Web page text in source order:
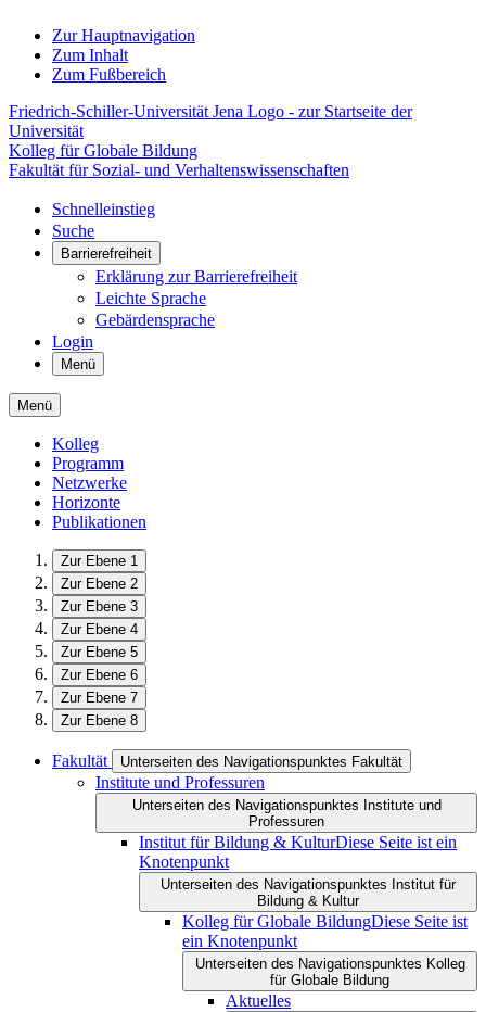
Zur Hauptnavigation
Zum Inhalt
Zum Fußbereich
Friedrich-Schiller-Universität Jena Logo - zur Startseite der
Universität
Kolleg für Globale Bildung
Fakultät für Sozial- und Verhaltenswissenschaften
Schnelleinstieg
Suche
Barrierefreiheit
Erklärung zur Barrierefreiheit
Leichte Sprache
Gebärdensprache
Login
Menü
Menü
Kolleg
Programm
Netzwerke
Horizonte
Publikationen
Zur Ebene 1
Zur Ebene 2
Zur Ebene 3
Zur Ebene 4
Zur Ebene 5
Zur Ebene 6
Zur Ebene 7
Zur Ebene 8
Fakultät Unterseiten des Navigationspunktes Fakultät
Institute und Professuren
Unterseiten des Navigationspunktes Institute und
Professuren
Institut für Bildung & KulturDiese Seite ist ein
Knotenpunkt
Unterseiten des Navigationspunktes Institut für
Bildung & Kultur
Kolleg für Globale BildungDiese Seite ist
ein Knotenpunkt
Unterseiten des Navigationspunktes Kolleg
für Globale Bildung
Aktuelles